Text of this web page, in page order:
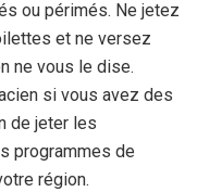
ou périmés. Ne jetez
et ne versez
ne vous le dise.
si vous avez des
de jeter les
programmes de
région.